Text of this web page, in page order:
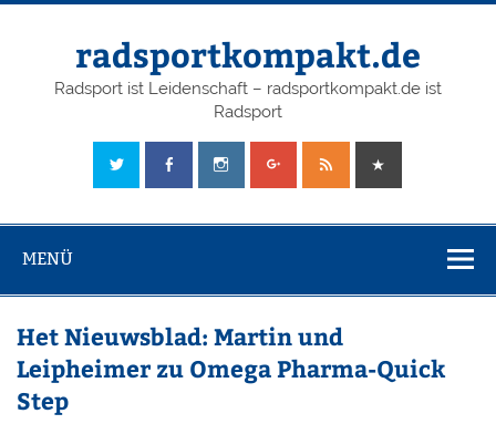
radsportkompakt.de
Radsport ist Leidenschaft – radsportkompakt.de ist
Radsport
MENÜ
Het Nieuwsblad: Martin und
Leipheimer zu Omega Pharma-Quick
Step